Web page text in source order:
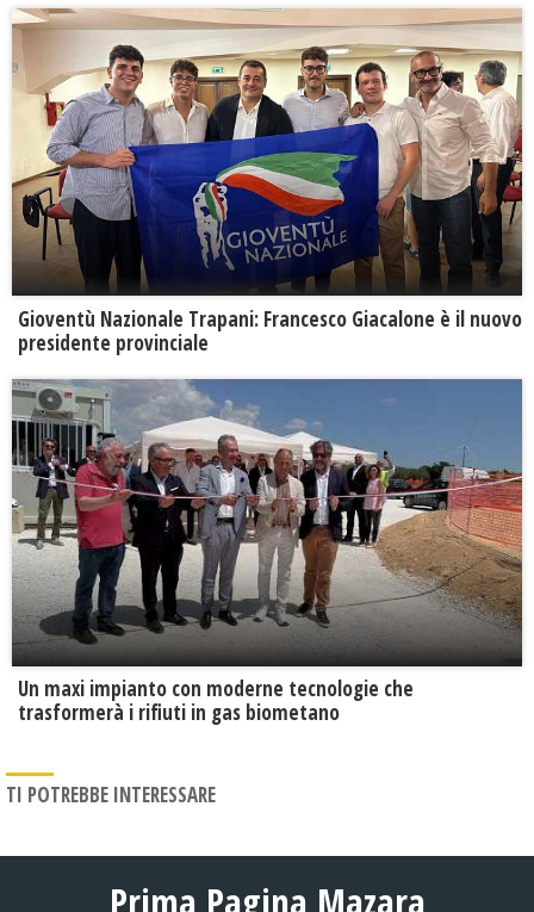
Gioventù Nazionale Trapani: Francesco Giacalone è il nuovo
presidente provinciale
Un maxi impianto con moderne tecnologie che
trasformerà i rifiuti in gas biometano
TI POTREBBE INTERESSARE
Prima Pagina Mazara